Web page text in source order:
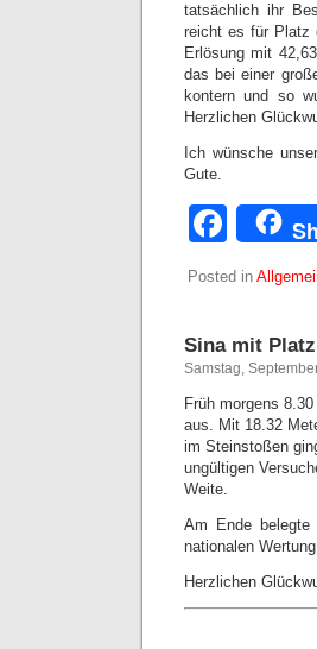
tatsächlich ihr
reicht es für Platz
Erlösung mit
das bei einer
kontern und so
Herzlichen
Ich wünsche
Gute.
Posted in
Sina mit
Samstag,
Früh morgens
aus. Mit 18.32
im Steinstoßen
ungültigen
Weite.
Am Ende
nationalen
Herzlichen